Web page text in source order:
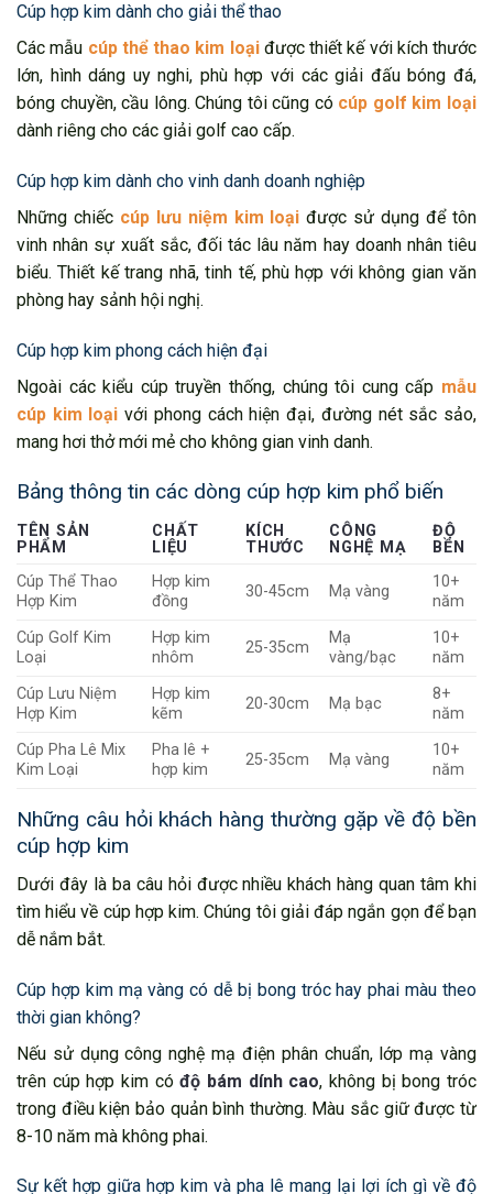
Cúp hợp kim dành cho giải thể thao
Các mẫu cúp thể thao kim loạiđược thiết kế với kích thước
lớn, hình dáng uy nghi, phù hợp với các giải đấu bóng đá,
bóng chuyền, cầu lông. Chúng tôi cũng có cúp golf kim loại
dành riêng cho các giải golf cao cấp.
Cúp hợp kim dành cho vinh danh doanh nghiệp
Những chiếc cúp lưu niệm kim loại được sử dụng để tôn
vinh nhân sự xuất sắc, đối tác lâu năm hay doanh nhân tiêu
biểu. Thiết kế trang nhã, tinh tế, phù hợp với không gian văn
phòng hay sảnh hội nghị.
Cúp hợp kim phong cách hiện đại
Ngoài các kiểu cúp truyền thống, chúng tôi cung cấp mẫu
cúp kim loại với phong cách hiện đại, đường nét sắc sảo,
mang hơi thở mới mẻ cho không gian vinh danh.
Bảng thông tin các dòng cúp hợp kim phổ biến
TÊN SẢN
PHẨM
CHẤT
LIỆU
KÍCH
THƯỚC
CÔNG
NGHỆ MẠ
ĐỘ
BỀN
Cúp Thể Thao
Hợp Kim
Hợp kim
đồng
30-45cm Mạ vàng
10+
năm
Cúp Golf Kim
Loại
Hợp kim
nhôm
25-35cm
Mạ
vàng/bạc
10+
năm
Cúp Lưu Niệm
Hợp Kim
Hợp kim
kẽm
20-30cm Mạ bạc
8+
năm
Cúp Pha Lê Mix
Kim Loại
Pha lê +
hợp kim
25-35cm Mạ vàng
10+
năm
Những câu hỏi khách hàng thường gặp về độ bền
cúp hợp kim
Dưới đây là ba câu hỏi được nhiều khách hàng quan tâm khi
tìm hiểu về cúp hợp kim. Chúng tôi giải đáp ngắn gọn để bạn
dễ nắm bắt.
Cúp hợp kim mạ vàng có dễ bị bong tróc hay phai màu theo
thời gian không?
Nếu sử dụng công nghệ mạ điện phân chuẩn, lớp mạ vàng
trên cúp hợp kim cóđộ bám dính cao, không bị bong tróc
trong điều kiện bảo quản bình thường. Màu sắc giữ được từ
8-10 năm mà không phai.
Sự kết hợp giữa hợp kim và pha lê mang lại lợi ích gì về độ